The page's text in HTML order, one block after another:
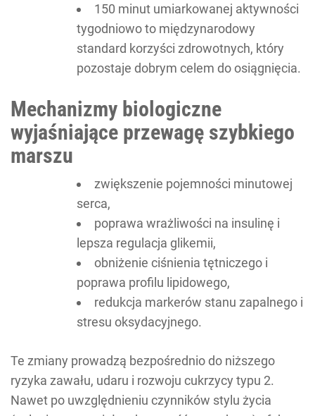
150 minut umiarkowanej aktywności
tygodniowo to międzynarodowy
standard korzyści zdrowotnych, który
pozostaje dobrym celem do osiągnięcia.
Mechanizmy biologiczne
wyjaśniające przewagę szybkiego
marszu
zwiększenie pojemności minutowej
serca,
poprawa wrażliwości na insulinę i
lepsza regulacja glikemii,
obniżenie ciśnienia tętniczego i
poprawa profilu lipidowego,
redukcja markerów stanu zapalnego i
stresu oksydacyjnego.
Te zmiany prowadzą bezpośrednio do niższego
ryzyka zawału, udaru i rozwoju cukrzycy typu 2.
Nawet po uwzględnieniu czynników stylu życia